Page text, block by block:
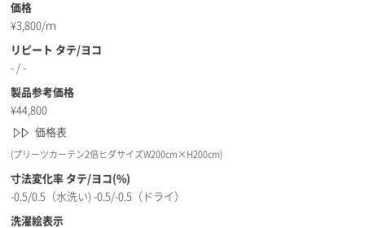
価格
¥3,800/ｍ
リピート タテ/ヨコ
- / -
製品参考価格
¥44,800
価格表
(プリーツカーテン2倍ヒダサイズW200cm×H200cm)
寸法変化率 タテ/ヨコ(%)
-0.5/0.5（水洗い) -0.5/-0.5（ドライ）
洗濯絵表示